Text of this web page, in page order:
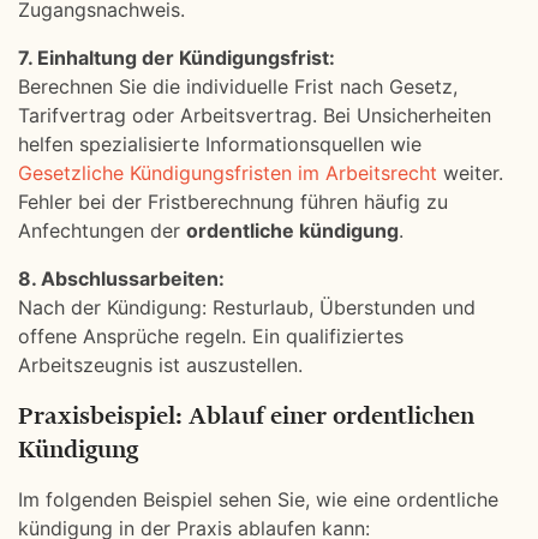
Zugangsnachweis.
7. Einhaltung der Kündigungsfrist:
Berechnen Sie die individuelle Frist nach Gesetz,
Tarifvertrag oder Arbeitsvertrag. Bei Unsicherheiten
helfen spezialisierte Informationsquellen wie
Gesetzliche Kündigungsfristen im Arbeitsrecht weiter.
Fehler bei der Fristberechnung führen häufig zu
Anfechtungen der ordentliche kündigung.
8. Abschlussarbeiten:
Nach der Kündigung: Resturlaub, Überstunden und
offene Ansprüche regeln. Ein qualifiziertes
Arbeitszeugnis ist auszustellen.
Praxisbeispiel: Ablauf einer ordentlichen
Kündigung
Im folgenden Beispiel sehen Sie, wie eine ordentliche
kündigung in der Praxis ablaufen kann: